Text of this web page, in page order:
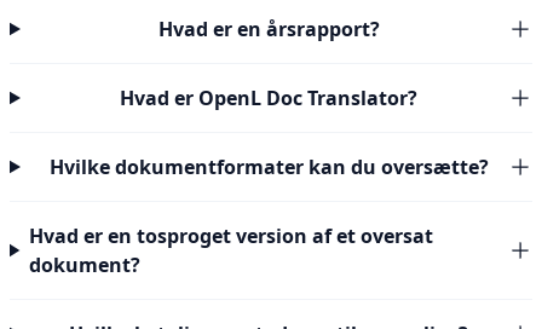
Hvad er en årsrapport?
Hvad er OpenL Doc Translator?
Hvilke dokumentformater kan du oversætte?
Hvad er en tosproget version af et oversat
dokument?